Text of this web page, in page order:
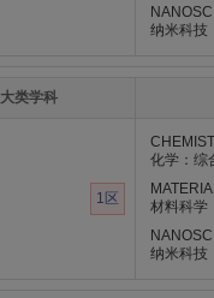
纳米科技
大类学科
1区
化学：综
材料科学
纳米科技